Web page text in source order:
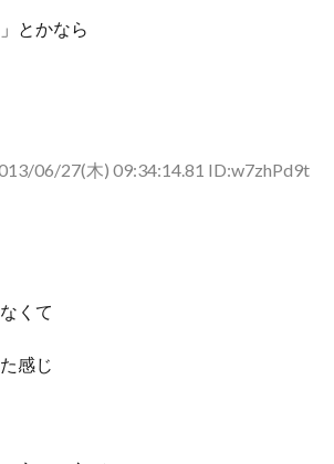
とかなら
06/27(木) 09:34:14.81 ID:w7zhPd9t
くて
感じ